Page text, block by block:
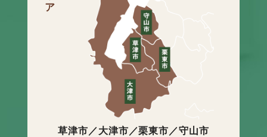
草津市／大津市／栗東市／守山市